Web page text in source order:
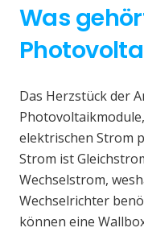
Was
Das Herzstück der
elektrischen Strom
Strom ist
Wechselstrom,
Wechselrichter
können eine